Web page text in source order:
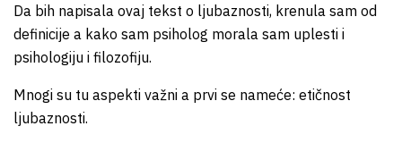
Da bih napisala ovaj tekst o ljubaznosti, krenula sam od
definicije a kako sam psiholog morala sam uplesti i
psihologiju i filozofiju.
Mnogi su tu aspekti važni a prvi se nameće: etičnost
ljubaznosti.